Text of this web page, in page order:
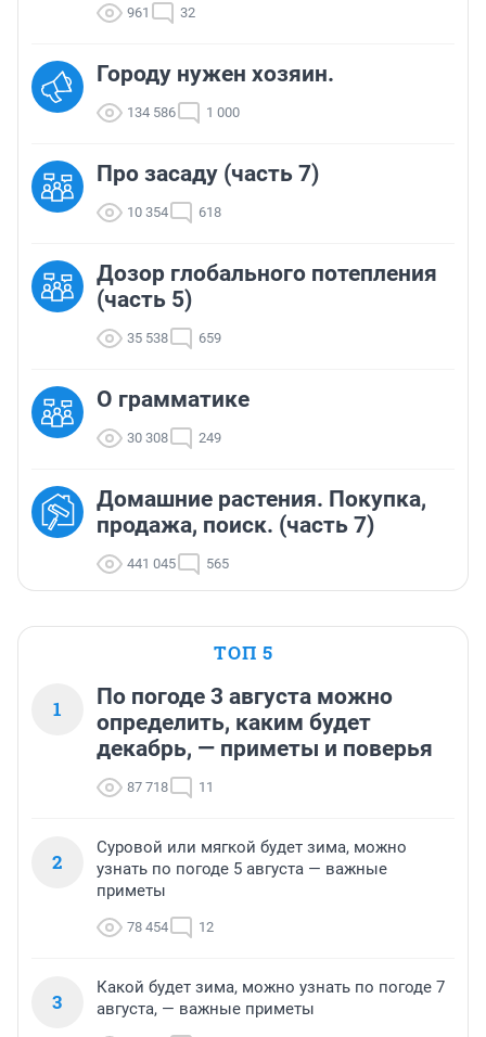
961 32
Городу нужен хозяин.
134 586 1 000
Про засаду (часть 7)
10 354 618
Дозор глобального потепления
(часть 5)
35 538 659
О грамматике
30 308 249
Домашние растения. Покупка,
продажа, поиск. (часть 7)
441 045 565
ТОП 5
1
По погоде 3 августа можно
определить, каким будет
декабрь, — приметы и поверья
87 718 11
2
Суровой или мягкой будет зима, можно
узнать по погоде 5 августа — важные
приметы
78 454 12
3
Какой будет зима, можно узнать по погоде 7
августа, — важные приметы